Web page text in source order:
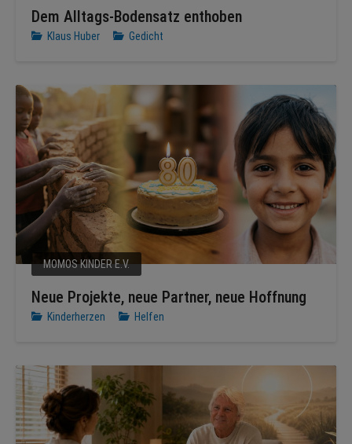
Dem Alltags-Bodensatz enthoben
Klaus Huber Gedicht
MOMOS KINDER E.V.
Neue Projekte, neue Partner, neue Hoffnung
Kinderherzen Helfen